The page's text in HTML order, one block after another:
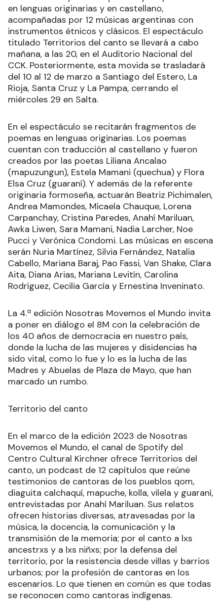
en lenguas originarias y en castellano,
acompañadas por 12 músicas argentinas con
instrumentos étnicos y clásicos. El espectáculo
titulado Territorios del canto se llevará a cabo
mañana, a las 20, en el Auditorio Nacional del
CCK. Posteriormente, esta movida se trasladará
del 10 al 12 de marzo a Santiago del Estero, La
Rioja, Santa Cruz y La Pampa, cerrando el
miércoles 29 en Salta.
En el espectáculo se recitarán fragmentos de
poemas en lenguas originarias. Los poemas
cuentan con traducción al castellano y fueron
creados por las poetas Liliana Ancalao
(mapuzungun), Estela Mamani (quechua) y Flora
Elsa Cruz (guaraní). Y además de la referente
originaria formoseña, actuarán Beatriz Pichimalen,
Andrea Mamondes, Micaela Chauque, Lorena
Carpanchay, Cristina Paredes, Anahí Mariluan,
Awka Liwen, Sara Mamani, Nadia Larcher, Noe
Pucci y Verónica Condomi. Las músicas en escena
serán Nuria Martínez, Silvia Fernández, Natalia
Cabello, Mariana Baraj, Pao Fassi, Van Shake, Clara
Aita, Diana Arias, Mariana Levitín, Carolina
Rodríguez, Cecilia García y Ernestina Inveninato.
La 4.ª edición Nosotras Movemos el Mundo invita
a poner en diálogo el 8M con la celebración de
los 40 años de democracia en nuestro país,
donde la lucha de las mujeres y disidencias ha
sido vital, como lo fue y lo es la lucha de las
Madres y Abuelas de Plaza de Mayo, que han
marcado un rumbo.
Territorio del canto
En el marco de la edición 2023 de Nosotras
Movemos el Mundo, el canal de Spotify del
Centro Cultural Kirchner ofrece Territorios del
canto, un podcast de 12 capítulos que reúne
testimonios de cantoras de los pueblos qom,
diaguita calchaquí, mapuche, kolla, vilela y guaraní,
entrevistadas por Anahí Mariluan. Sus relatos
ofrecen historias diversas, atravesadas por la
música, la docencia, la comunicación y la
transmisión de la memoria; por el canto a lxs
ancestrxs y a lxs niñxs; por la defensa del
territorio, por la resistencia desde villas y barrios
urbanos; por la profesión de cantoras en los
escenarios. Lo que tienen en común es que todas
se reconocen como cantoras indígenas.